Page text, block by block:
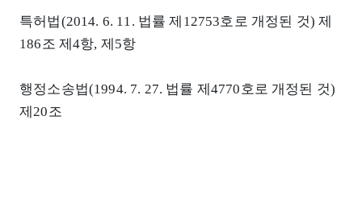
특허법(2014. 6. 11. 법률 제12753호로 개정된 것) 제
186조 제4항, 제5항
행정소송법(1994. 7. 27. 법률 제4770호로 개정된 것)
제20조